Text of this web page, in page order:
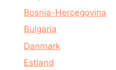
Bosnia-Hercegovina
Bulgaria
Danmark
Estland